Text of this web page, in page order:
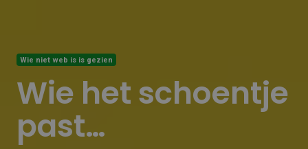
Wie niet web is is gezien
Wie het schoentje
past…